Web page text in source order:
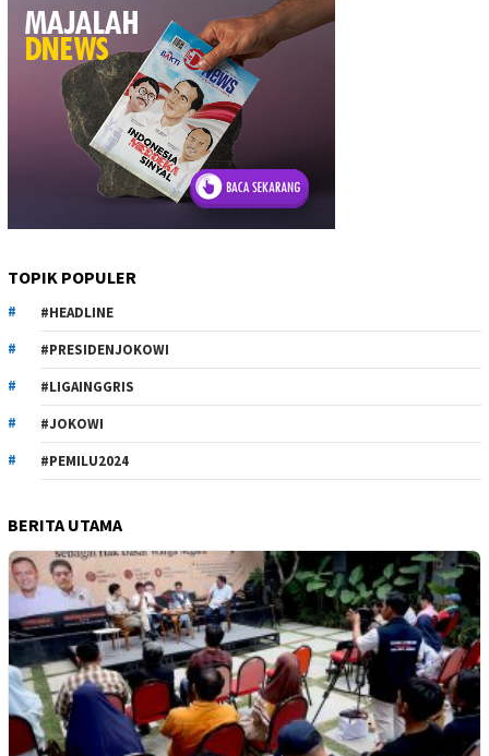
TOPIK POPULER
#HEADLINE
#PRESIDENJOKOWI
#LIGAINGGRIS
#JOKOWI
#PEMILU2024
BERITA UTAMA